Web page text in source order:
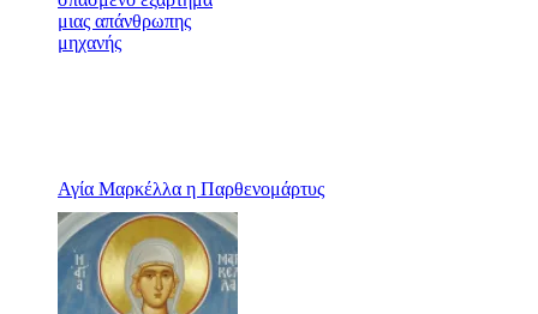
Αγία Μαρκέλλα η Παρθενομάρτυς